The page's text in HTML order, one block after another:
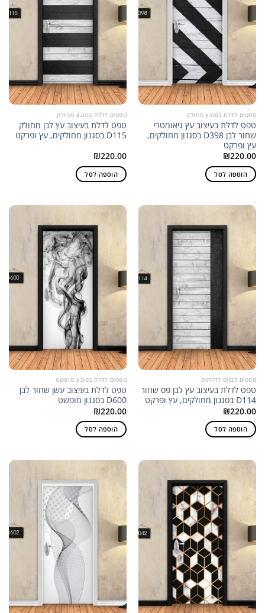
טפטים לדלת בסגנון מחולק
טפט לדלת בעיצוב עץ גיאומטרי
שחור לבן D398 בסגנון מחולקים,
עץ ופרקט
₪220.00
הוספה לסל
טפטים לדלת בסגנון מחולק
טפט לדלת בעיצוב עץ לבן מחולק
D115 בסגנון מחולקים, עץ ופרקט
₪220.00
הוספה לסל
טפטים לבנים לדלתות
טפט לדלת בעיצוב עץ לבן פס שחור
D114 בסגנון מחולקים, עץ ופרקט
₪220.00
הוספה לסל
טפטים לדלת בסגנון מופשט
טפט לדלת בעיצוב עשן שחור לבן
D600 בסגנון מופשט
₪220.00
הוספה לסל